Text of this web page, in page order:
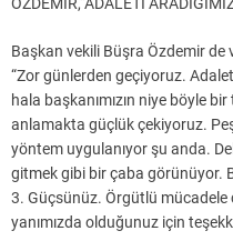
ÖZDEMİR,“ADALETİ
Başkan vekili Büşra Özdemir de
“Zor günlerden geçiyoruz.
hala başkanımızın niye böyle
anlamakta güçlük çekiyoruz.
yöntem uygulanıyor şu anda.
gitmek gibi bir çaba görünüyor.
3. Güçsünüz. Örgütlü
yanımızda olduğunuz için